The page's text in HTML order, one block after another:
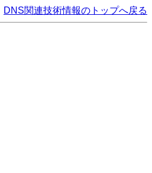
DNS関連技術情報のトップへ戻る